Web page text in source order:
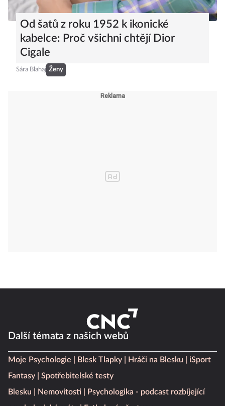
Od šatů z roku 1952 k ikonické
kabelce: Proč všichni chtějí Dior
Cigale
Sára Blahaj Ženy
Další témata z našich webů
Moje Psychologie Blesk Tlapky Hráči na Blesku
iSport
Fantasy
Spotřebitelské testy
Blesku
Nemovitosti
Psychologika - podcast rozbíjející